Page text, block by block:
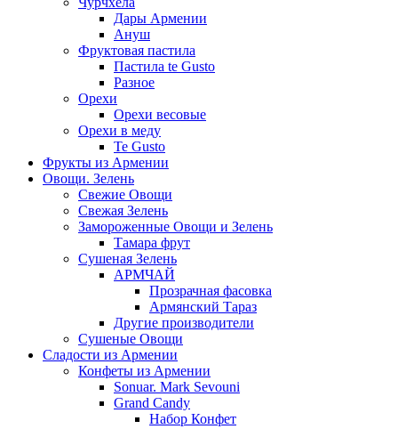
Дары Армении
Ануш
Фруктовая пастила
Пастила te Gusto
Разное
Орехи
Орехи весовые
Орехи в меду
Te Gusto
Фрукты из Армении
Овощи. Зелень
Свежие Овощи
Свежая Зелень
Замороженные Овощи и Зелень
Тамара фрут
Сушеная Зелень
АРМЧАЙ
Прозрачная фасовка
Армянский Тараз
Другие производители
Сушеные Овощи
Сладости из Армении
Конфеты из Армении
Sonuar. Mark Sevouni
Grand Candy
Набор Конфет